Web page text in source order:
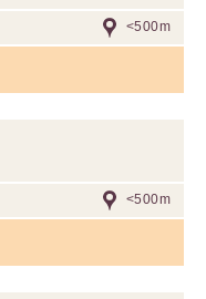
<500m
<500m